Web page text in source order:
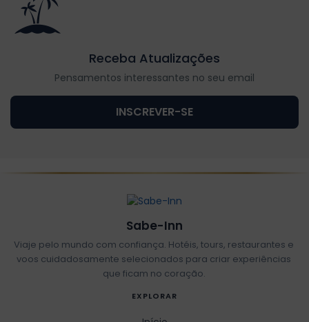
Receba Atualizações
Pensamentos interessantes no seu email
INSCREVER-SE
Sabe-Inn
Viaje pelo mundo com confiança. Hotéis, tours, restaurantes e
voos cuidadosamente selecionados para criar experiências
que ficam no coração.
EXPLORAR